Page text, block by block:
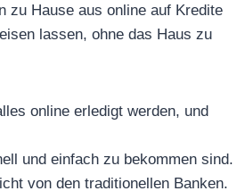
zu Hause aus online auf Kredite
lassen, ohne das Haus zu
online erledigt werden, und
und einfach zu bekommen sind.
von den traditionellen Banken.